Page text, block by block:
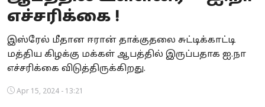
Business
Crime
Tamilnadu
National
எச்சரிக்கை !
இஸ்ரேல் மீதான ஈரான் தாக்குதலை சுட்டிக்காட்டி
மத்திய கிழக்கு மக்கள் ஆபத்தில் இருப்பதாக ஐ.நா
எச்சரிக்கை விடுத்திருக்கிறது.
Apr 15, 2024 - 13:21